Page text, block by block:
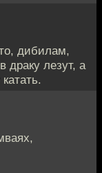
дибилам,
драку лезут, а